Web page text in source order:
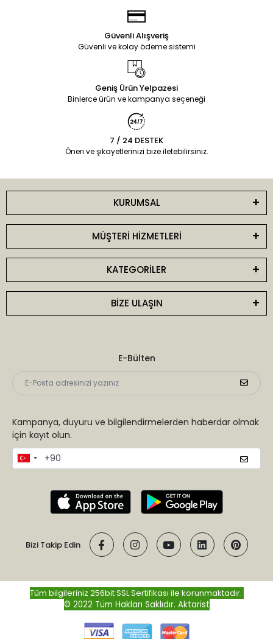
Güvenli Alışveriş
Güvenli ve kolay ödeme sistemi
Geniş Ürün Yelpazesi
Binlerce ürün ve kampanya seçeneği
7 / 24 DESTEK
Öneri ve şikayetlerinizi bize iletebilirsiniz.
KURUMSAL
MÜŞTERİ HİZMETLERİ
KATEGORİLER
BİZE ULAŞIN
E-Bülten
Kampanya, duyuru ve bilgilendirmelerden haberdar olmak
için kayıt olun.
Bizi Takip Edin
Tüm bilgileriniz 256bit SSL Sertifikası ile korunmaktadır.
© 2022 Tüm Hakları Saklıdır. Aktarist